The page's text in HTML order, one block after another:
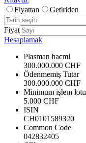
Fiyattan
Getiriden
Fiyat
Hesaplamak
Plasman hacmi
300.000.000 CHF
Ödenmemiş Tutar
300.000.000 CHF
Minimum işlem lotu
5.000 CHF
ISIN
CH0101589320
Common Code
042832405